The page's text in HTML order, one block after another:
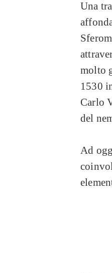
Una
molto
1530
Carlo
del
Ad